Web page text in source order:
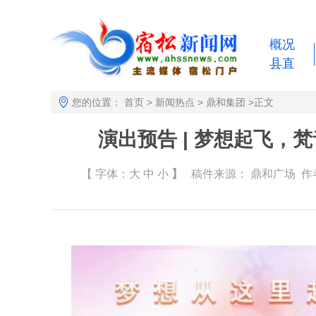
概况
县直
您的位置： 首页 > 新闻热点 > 鼎和集团 >正文
演出预告 | 梦想起飞，
【 字体： 大 中 小】 稿件来源： 鼎和广场 作